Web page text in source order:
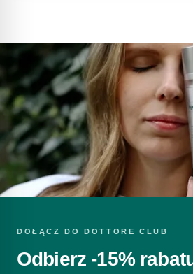
DOŁĄCZ DO DOTTORE CLUB
Odbierz -15%